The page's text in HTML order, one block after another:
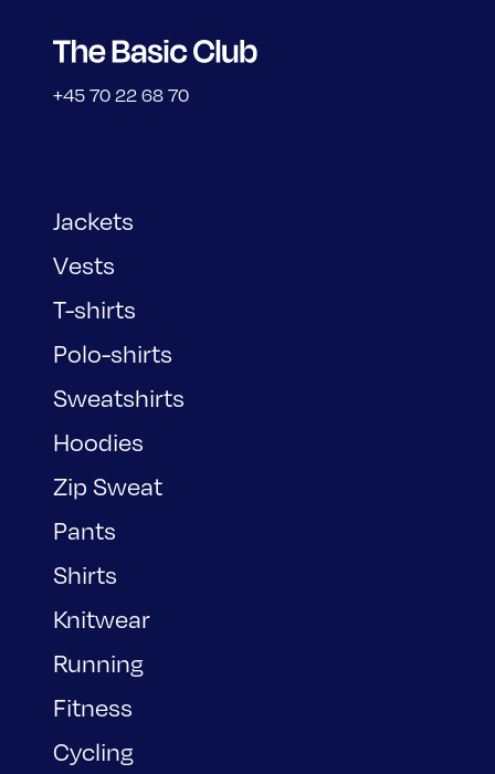
+45 70 22 68 70
Jackets
Vests
T-shirts
Polo-shirts
Sweatshirts
Hoodies
Zip Sweat
Pants
Shirts
Knitwear
Running
Fitness
Cycling